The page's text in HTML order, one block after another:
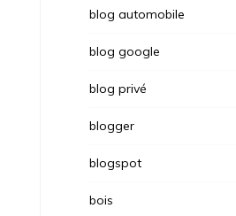
blog automobile
blog google
blog privé
blogger
blogspot
bois